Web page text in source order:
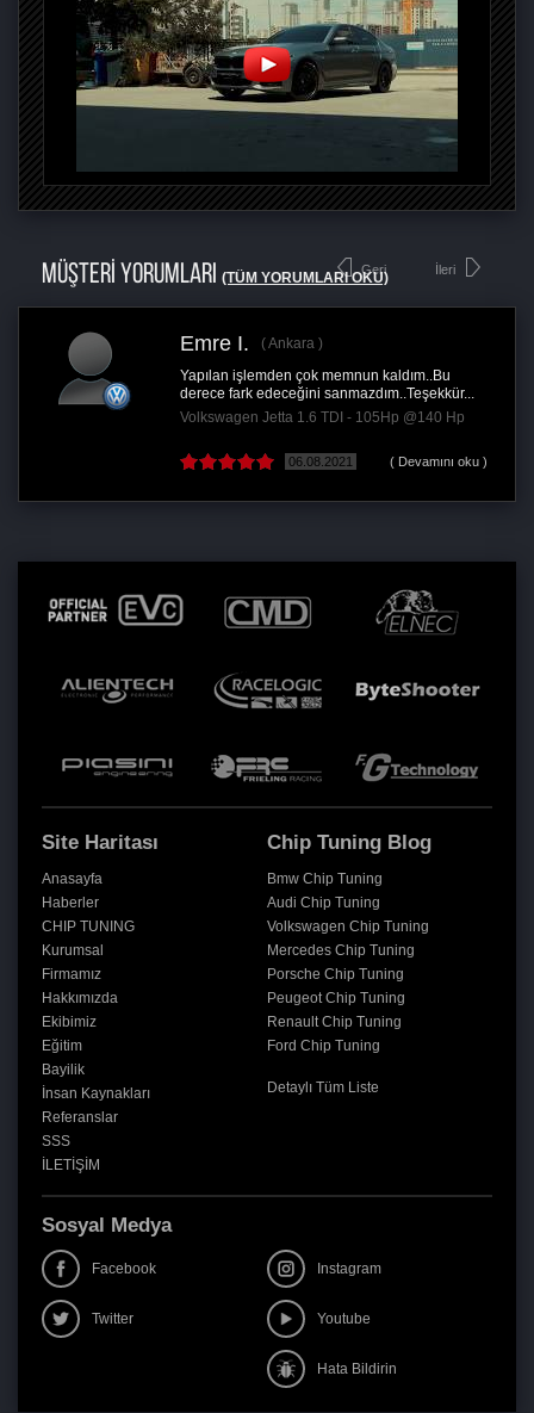
MÜŞTERİ YORUMLARI (TÜM YORUMLARI OKU)
Geri
Emre I.
Ankara
Yapılan işlemden çok memnun kaldım..Bu
derece fark edeceğini sanmazdım..Teşekkür...
Volkswagen Jetta 1.6 TDI - 105Hp @140 Hp
06.08.2021 ( Devamını oku )
İleri
Site Haritası
Anasayfa
Haberler
CHIP TUNING
Kurumsal
Firmamız
Hakkımızda
Ekibimiz
Eğitim
Bayilik
İnsan Kaynakları
Referanslar
SSS
İLETİŞİM
Chip Tuning Blog
Bmw Chip Tuning
Audi Chip Tuning
Volkswagen Chip Tuning
Mercedes Chip Tuning
Porsche Chip Tuning
Peugeot Chip Tuning
Renault Chip Tuning
Ford Chip Tuning
Detaylı Tüm Liste
Sosyal Medya
Facebook Instagram
Twitter Youtube
Hata Bildirin